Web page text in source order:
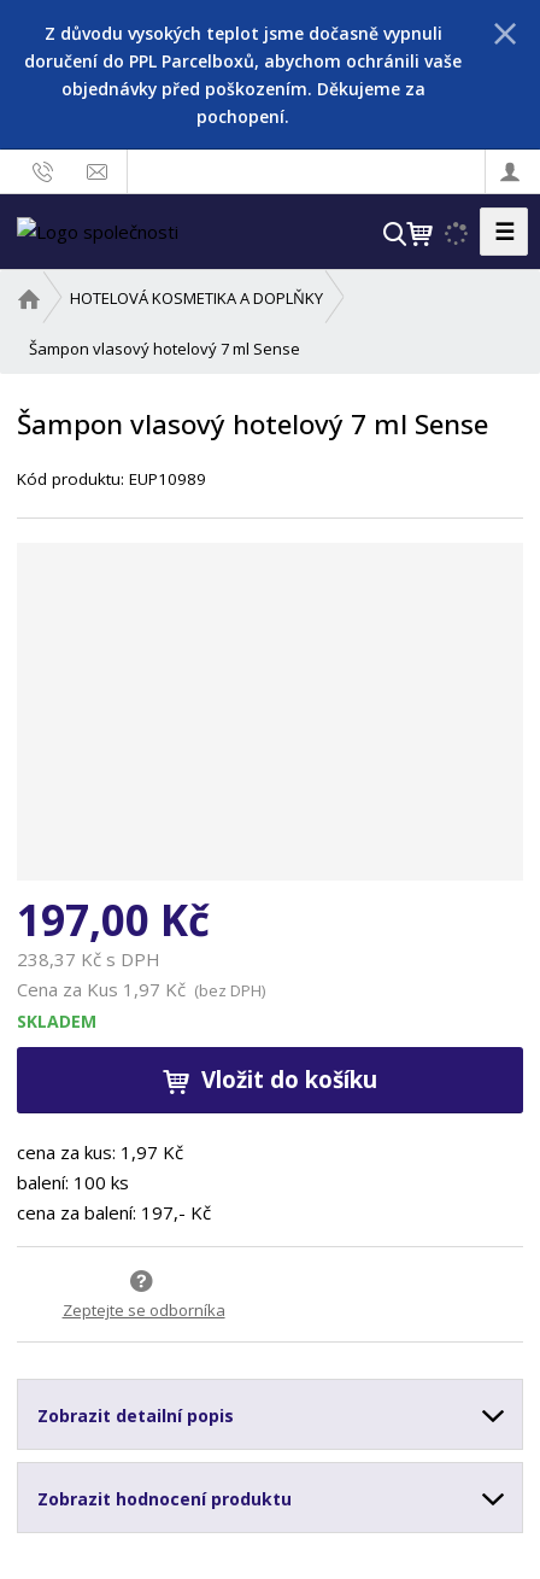
Z důvodu vysokých teplot jsme dočasně vypnuli
doručení do PPL Parcelboxů, abychom ochránili vaše
objednávky před poškozením. Děkujeme za
pochopení.
V
☰
v
o
í
t
HOTELOVÁ KOSMETIKA A DOPLŇKY
Šampon vlasový hotelový 7 ml Sense
Šampon vlasový hotelový 7 ml Sense
Kód produktu:EUP10989
197,00 Kč
238,37 Kč s DPH
Cena za Kus 1,97 Kč (bez DPH)
SKLADEM
Vložit do košíku
cena za kus: 1,97 Kč
balení: 100 ks
cena za balení: 197,- Kč
Zeptejte se odborníka
Zobrazit detailní popis
Zobrazit hodnocení produktu